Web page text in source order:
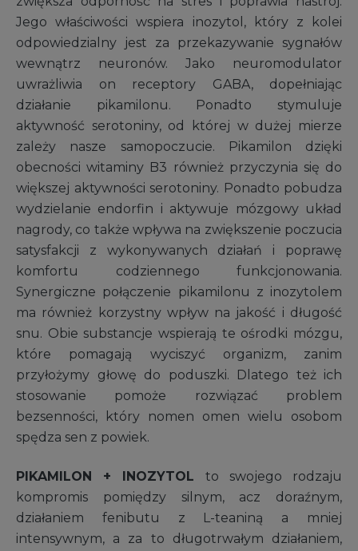
Jego właściwości wspiera inozytol, który z kolei
odpowiedzialny jest za przekazywanie sygnałów
wewnątrz neuronów. Jako neuromodulator
uwrażliwia on receptory GABA, dopełniając
działanie pikamilonu. Ponadto stymuluje
aktywność serotoniny, od której w dużej mierze
zależy nasze samopoczucie. Pikamilon dzięki
obecności witaminy B3 również przyczynia się do
większej aktywności serotoniny. Ponadto pobudza
wydzielanie endorfin i aktywuje mózgowy układ
nagrody, co także wpływa na zwiększenie poczucia
satysfakcji z wykonywanych działań i poprawę
komfortu codziennego funkcjonowania.
Synergiczne połączenie pikamilonu z inozytolem
ma również korzystny wpływ na jakość i długość
snu. Obie substancje wspierają te ośrodki mózgu,
które pomagają wyciszyć organizm, zanim
przyłożymy głowę do poduszki. Dlatego też ich
stosowanie pomoże rozwiązać problem
bezsenności, który nomen omen wielu osobom
spędza sen z powiek.
PIKAMILON + INOZYTOL to swojego rodzaju
kompromis pomiędzy silnym, acz doraźnym,
działaniem fenibutu z L-teaniną a mniej
intensywnym, a za to długotrwałym działaniem,